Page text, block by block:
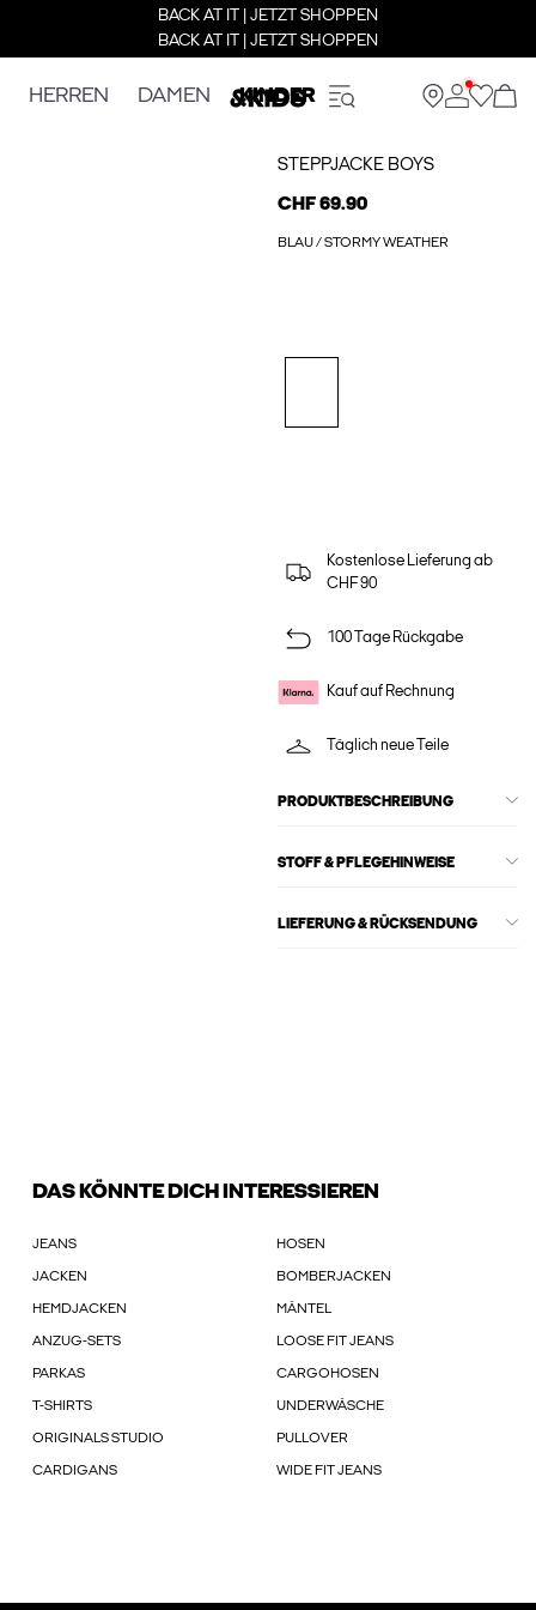
BACK AT IT | JETZT SHOPPEN
BACK AT IT | JETZT SHOPPEN
HERREN DAMEN KINDER
STEPPJACKE BOYS
CHF 69.90
BLAU / STORMY WEATHER
Kostenlose Lieferung ab
CHF 90
100 Tage Rückgabe
Kauf auf Rechnung
Täglich neue Teile
PRODUKTBESCHREIBUNG
STOFF & PFLEGEHINWEISE
LIEFERUNG & RÜCKSENDUNG
DAS KÖNNTE DICH INTERESSIEREN
JEANS HOSEN
JACKEN BOMBERJACKEN
HEMDJACKEN MÄNTEL
ANZUG-SETS LOOSE FIT JEANS
PARKAS CARGOHOSEN
T-SHIRTS UNDERWÄSCHE
ORIGINALS STUDIO PULLOVER
CARDIGANS WIDE FIT JEANS